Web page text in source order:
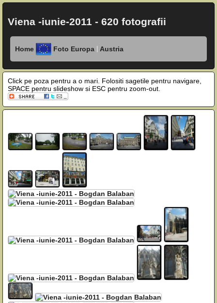
Viena -iunie-2011 - 620 fotografii
Home Foto Europa | Austria
Click pe poza pentru a o mari. Folositi sagetile pentru navigare,
SPACE pentru slideshow si ESC pentru zoom-out.